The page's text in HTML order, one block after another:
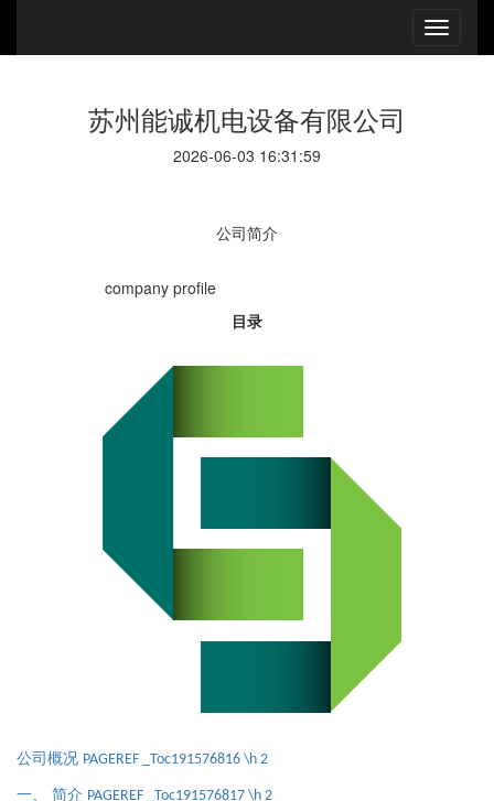
苏州能诚机电设备有限公司
2026-06-03 16:31:59
公司简介
company profile
目录
公司概况 PAGEREF _Toc191576816 \h 2
一、 简介 PAGEREF _Toc191576817 \h 2